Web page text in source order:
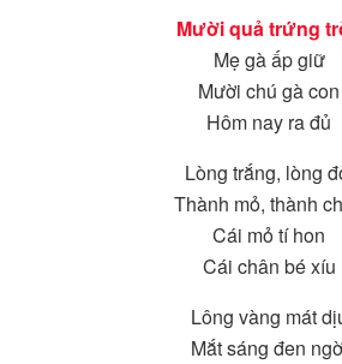
Mười quả trứng
Mẹ gà ấp giữ
Mười chú gà con
Hôm nay ra đủ
Lòng trắng, lòng
Thành mỏ, thành
Cái mỏ tí hon
Cái chân bé xíu
Lông vàng mát
Mắt sáng đen